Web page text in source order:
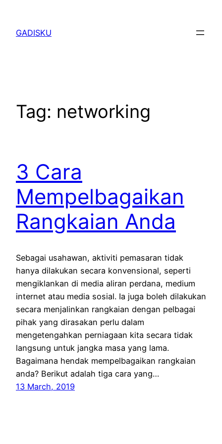
content
GADISKU
Tag: networking
3 Cara
Mempelbagaikan
Rangkaian Anda
Sebagai usahawan, aktiviti pemasaran tidak
hanya dilakukan secara konvensional, seperti
mengiklankan di media aliran perdana, medium
internet atau media sosial. Ia juga boleh dilakukan
secara menjalinkan rangkaian dengan pelbagai
pihak yang dirasakan perlu dalam
mengetengahkan perniagaan kita secara tidak
langsung untuk jangka masa yang lama.
Bagaimana hendak mempelbagaikan rangkaian
anda? Berikut adalah tiga cara yang…
13 March, 2019